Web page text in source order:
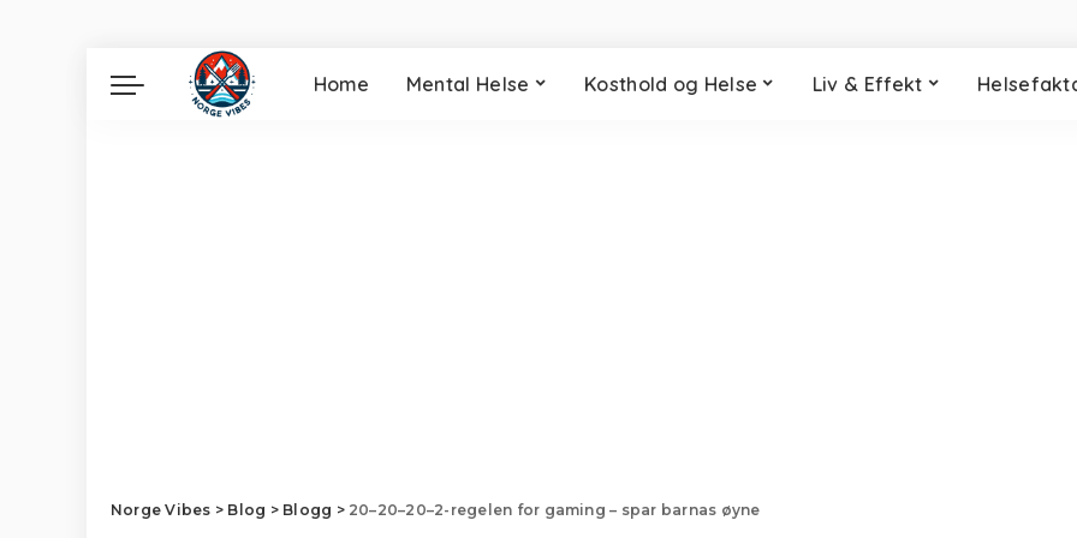
Home Mental Helse Kosthold og Helse Liv & Effekt
Norge Vibes > Blog > Blogg > 20–20–20–2-regelen for gaming – spar barnas øyne